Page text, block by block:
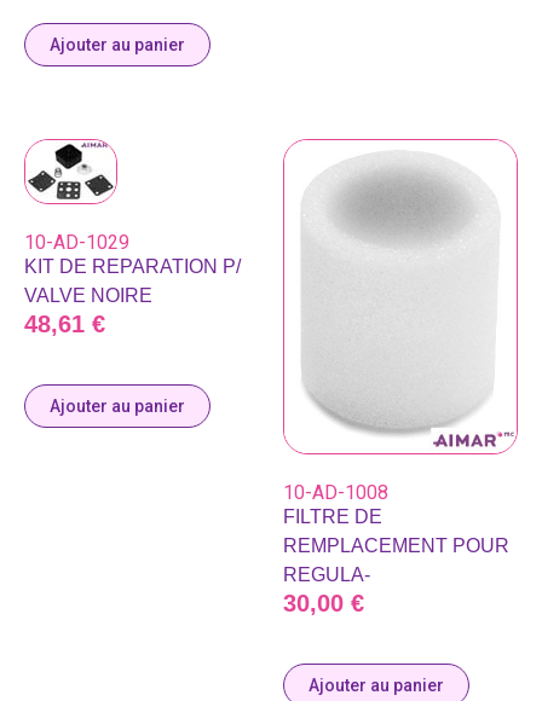
Ajouter au panier
10-AD-1029
KIT DE REPARATION P/
VALVE NOIRE
48,61 €
Ajouter au panier
10-AD-1008
FILTRE DE
REMPLACEMENT POUR
REGULA-
30,00 €
Ajouter au panier